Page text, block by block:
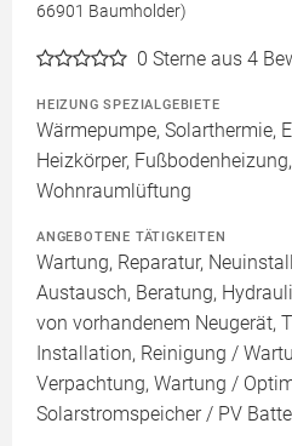
66901 Baumholder)
0 Sterne aus 4
HEIZUNG SPEZIALGEBIETE
Wärmepumpe, Solarthermie,
Heizkörper,
Wohnraumlüftung
ANGEBOTENE TÄTIGKEITEN
Wartung, Reparatur,
Austausch, Beratung,
von vorhandenem Neugerät,
Installation, Reinigung /
Verpachtung, Wartung /
Solarstromspeicher / PV